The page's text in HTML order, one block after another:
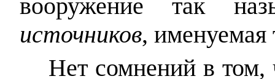
вооружение так
источников,
Нет сомнений в том,